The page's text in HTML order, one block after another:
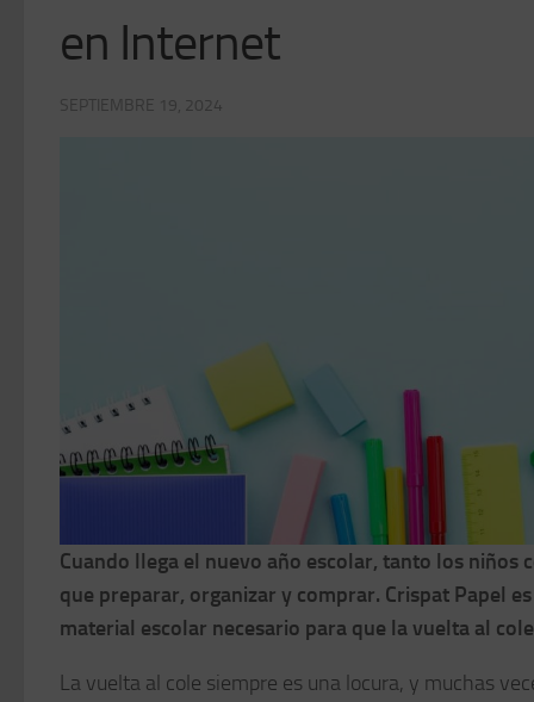
en Internet
SEPTIEMBRE 19, 2024
Cuando llega el nuevo año escolar, tanto los niños
que preparar, organizar y comprar. Crispat Papel
material escolar necesario para que la vuelta al
La vuelta al cole siempre es una locura, y muchas